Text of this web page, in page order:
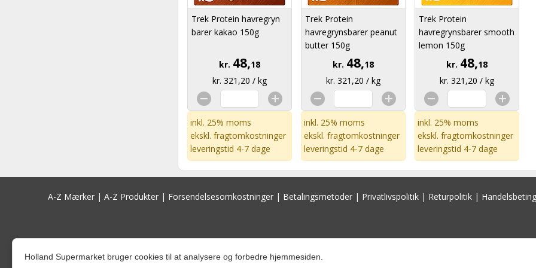
Trek Protein havregryn
barer kakao 150g
kr. 48,18
kr. 321,20 / kg
inkl. 25% moms
ekskl. fragtomkostninger
leveringstid 4-7 dage
Trek Protein
havregrynsbarer peanut
butter 150g
kr. 48,18
kr. 321,20 / kg
inkl. 25% moms
ekskl. fragtomkostninger
leveringstid 4-7 dage
Trek Protein
havregrynsbarer smooth
lemon 150g
kr. 48,18
kr. 321,20 / kg
inkl. 25% moms
ekskl. fragtomkostninger
leveringstid 4-7 dage
A-Z Mærker | A-Z Produkter | Forsendelsesomkostninger | Betalingsmetoder | Privatlivspolitik | Returpolitik |
Holland Supermarket bruger cookies til at analysere og forbedre hjemmesiden.